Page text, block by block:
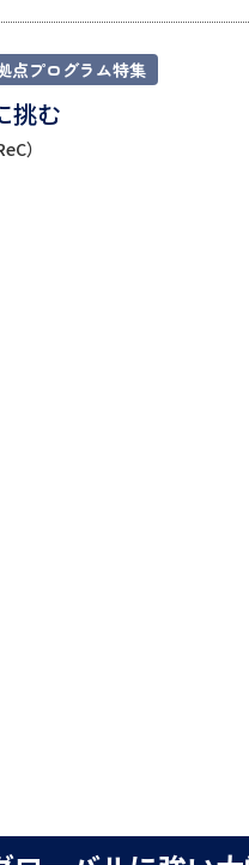
大学で学びたい学
点プログラム特集
挑む
）